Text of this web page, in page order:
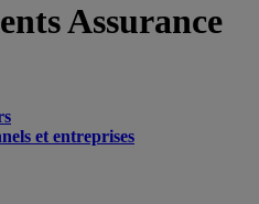
Assurance
et entreprises